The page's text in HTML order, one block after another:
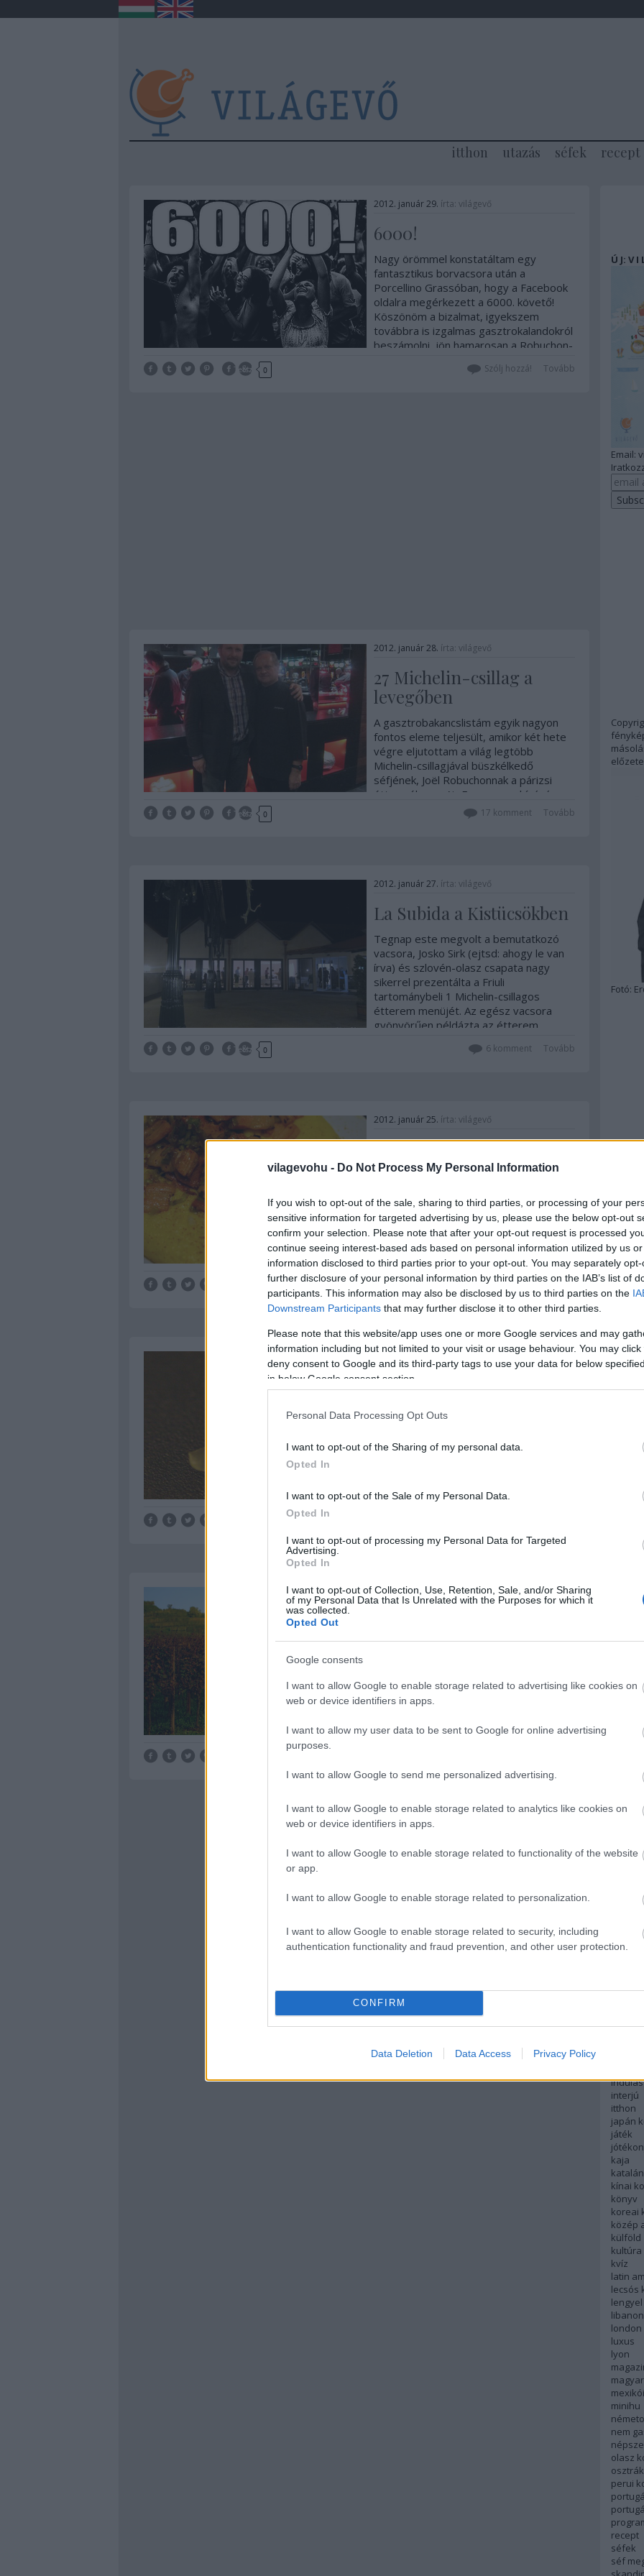
vilagevohu - Do Not Process My Personal Information
If you wish to opt-out of the sale, sharing to third parties, or processing of your
sensitive information for targeted advertising by us, please use the below opt-out
confirm your selection. Please note that after your opt-out request is processed
continue seeing interest-based ads based on personal information utilized by us
information disclosed to third parties prior to your opt-out. You may separately
further disclosure of your personal information by third parties on the IAB’s list of
participants. This information may also be disclosed by us to third parties on the
Downstream Participants that may further disclose it to other third parties.
Please note that this website/app uses one or more Google services and may
information including but not limited to your visit or usage behaviour. You may
deny consent to Google and its third-party tags to use your data for below
in below Google consent section.
Personal Data Processing Opt Outs
I want to opt-out of the Sharing of my personal data.
Opted In
I want to opt-out of the Sale of my Personal Data.
Opted In
I want to opt-out of processing my Personal Data for Targeted
Advertising.
Opted In
I want to opt-out of Collection, Use, Retention, Sale, and/or Sharing
of my Personal Data that Is Unrelated with the Purposes for which it
was collected.
Opted Out
Google consents
I want to allow Google to enable storage related to advertising like cookies on
web or device identifiers in apps.
I want to allow my user data to be sent to Google for online advertising
purposes.
I want to allow Google to send me personalized advertising.
I want to allow Google to enable storage related to analytics like cookies on
web or device identifiers in apps.
I want to allow Google to enable storage related to functionality of the website
or app.
I want to allow Google to enable storage related to personalization.
I want to allow Google to enable storage related to security, including
authentication functionality and fraud prevention, and other user protection.
CONFIRM
Data Deletion Data Access Privacy Policy
itthon utazás séfek recept
2012. január 29. írta: világevő
6000!
Nagy örömmel konstatáltam egy
fantasztikus borvacsora után a
Porcellino Grassóban, hogy a Facebook
oldalra megérkezett a 6000. követő!
Köszönöm a bizalmat, igyekszem
továbbra is izgalmas gasztrokalandokról
beszámolni, jön hamarosan a Robuchon-
Tetszik 0 Tovább
Szólj hozzá!
2012. január 28. írta: világevő
27 Michelin-csillag a
levegőben
A gasztrobakancslistám egyik nagyon
fontos eleme teljesült, amikor két hete
végre eljutottam a világ legtöbb
Michelin-csillagjával büszkélkedő
séfjének, Joël Robuchonnak a párizsi
éttermébe az Air France meghívására.
Az apropót az szolgáltatta, hogy a
Tetszik 0 Tovább
17 komment
2012. január 27. írta: világevő
La Subida a Kistücsökben
Tegnap este megvolt a bemutatkozó
vacsora, Josko Sirk (ejtsd: ahogy le van
írva) és szlovén-olasz csapata nagy
sikerrel prezentálta a Friuli
tartománybeli 1 Michelin-csillagos
étterem menüjét. Az egész vacsora
gyönyörűen példázta az étterem
Tetszik 0 Tovább
6komment
2012. január 25. írta: világevő
Nagyon gyors, ízletes és
olcsó vacsora
császárhússal Nem merem receptnek
hívni, mert annyira egyszerű és semmi
eredeti nincs benne szerintem, de azért
ideírom a receptet is, hátha valaki
megkívánja és megcsinálná, de nem
tudja hogy kell.Egy személyre kb 1 dl
(azaz fél pohár)…
Tovább
7 komment
2012. január 24. írta:világevő
Találós kérdés: ez mi
lent, hogy még találgathasson, aki
csillagos Alice nevű éttermeben ettem.
2012. január 23.írta:világevő
Van Olaszországnak egy Friuli (-Venezia-
mielőtt célzatosan odamentem volna. A
legtöbben csak arra használjuk, hogy
nyugatabbra vagy délebbre fekvő
Ú J: V I
Email:
Fotó:
A
mit
afrikai
ázsiai
baszk
belgium
dél
english
északi
francia
indulás
interjú
itthon
japán
játék
kaja
kínai
könyv
koreai
közép
külföld
kultúra
kvíz
latin
lecsós
lengyel
london
luxus
lyon
minihu
nem
olasz
perui
recept
séfek
séf